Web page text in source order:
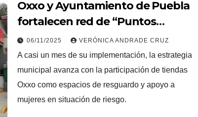
Oxxo y Ayuntamiento de Puebla
fortalecen red de “Puntos
Seguros”: 90 tiendas activas y ocho
casos atendidos
06/11/2025 VERÓNICA ANDRADE CRUZ
A casi un mes de su implementación, la estrategia
municipal avanza con la participación de tiendas
Oxxo como espacios de resguardo y apoyo a
mujeres en situación de riesgo.